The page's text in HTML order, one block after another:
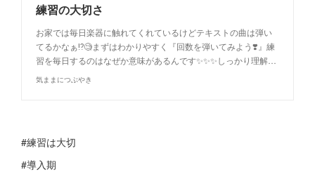
練習の大切さ
お家では毎日楽器に触れてくれているけどテキストの曲は弾い
てるかなぁ⁉️🧐まずはわかりやすく『回数を弾いてみよう❣️』練
習を毎日するのはなぜか意味があるんです✨✨✨しっかり理解…
気ままにつぶやき
#練習は大切
#導入期